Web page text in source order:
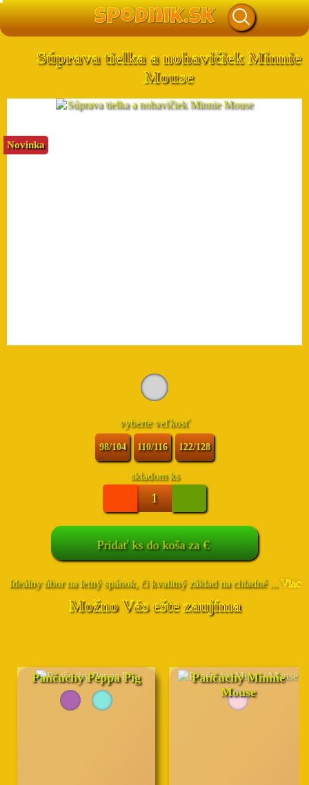
Súprava tielka a nohavičiek Minnie
Mouse
Novinka
vyberte veľkosť
98/104 110/116 122/128
skladomks
Pridaťks do koša za€
Ideálny úbor na letný spánok, či kvalitný základ na chladné ... Viac
Možno Vás ešte zaujíma
Pančuchy Peppa Pig
Pančuchy Minnie
Mouse